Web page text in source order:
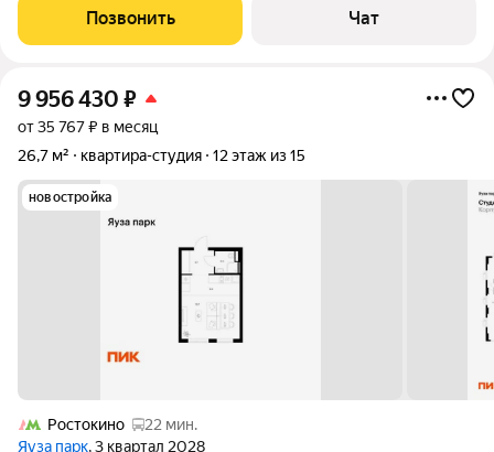
возможно, это именно тот вариант, который вы ищете. Это не
апартаменты, разделенные на
Позвонить Чат
9 956 430 ₽
от 35 767 ₽ в месяц
26,7 м²
квартира-студия 12 этаж из 15
новостройка
Ростокино
22 мин.
Яуза парк, 3 квартал 2028